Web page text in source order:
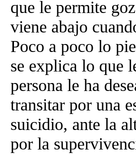
que le permite
viene abajo
Poco a poco lo
se explica lo que
persona le ha
transitar por una
suicidio, ante la
por la